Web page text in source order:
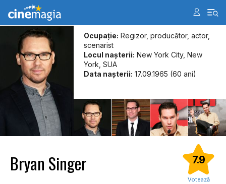
Ocupație: Regizor, producător, actor,
scenarist
Locul naşterii: New York City, New
York, SUA
Data naşterii: 17.09.1965 (60 ani)
Bryan Singer 7.9
Votează